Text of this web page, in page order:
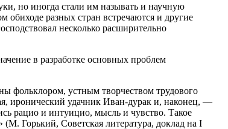
но иногда стали им называть и научную
разных стран встречаются и другие
несколько расширительно
в разработке основных проблем
фольклором, устным творчеством трудового
иронический удачник Иван-дурак и, наконец, —
рацио и интуицио, мысль и чувство. Такое
(М. Горький, Советская литература, доклад на I